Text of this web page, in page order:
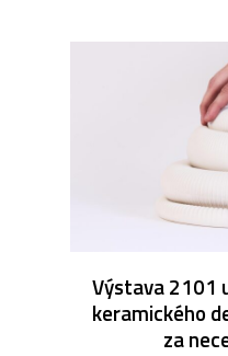
Výstava 2101
keramického
za